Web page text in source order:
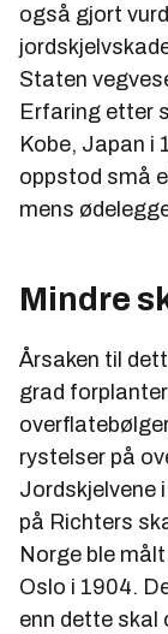
også gjort
Staten
Erfaring etter
Kobe, Japan i
oppstod små
mens
Mindre
Årsaken til
grad
rystelser på
Jordskjelvene
på Richters
Norge ble
Oslo i 1904.
enn dette skal